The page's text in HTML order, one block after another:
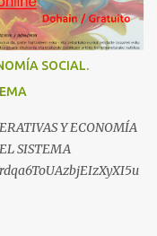
abusu eta
baduzu, edo ideiak
@ekaicenter?
SOCIAL.
Y ECONOMÍA
SISTEMA